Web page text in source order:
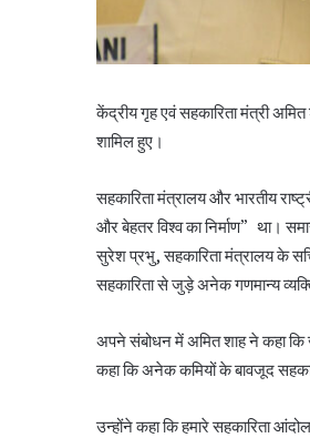
केंद्रीय गृह एवं सहकारिता मंत्री
शामिल हुए।
सहकारिता मंत्रालय और भारतीय
और बेहतर विश्व का निर्माण”था।
सुरेश प्रभु, सहकारिता मंत्रालय के
सहकारिता से जुड़े अनेक गणमान्य
अपने संबोधन में अमित शाह ने कहा कि
कहा कि अनेक कमियों के बावजूद
उन्होंने कहा कि हमारे सहकारिता